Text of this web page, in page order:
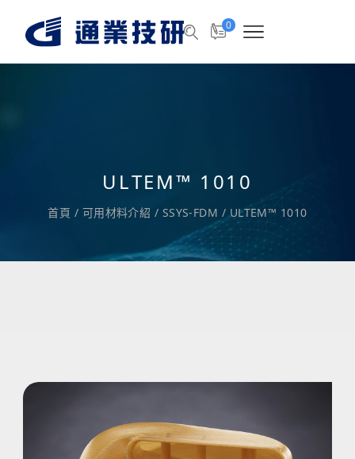
0
ULTEM™ 1010
首頁 / 可用材料介紹 / SSYS-FDM / ULTEM™ 1010